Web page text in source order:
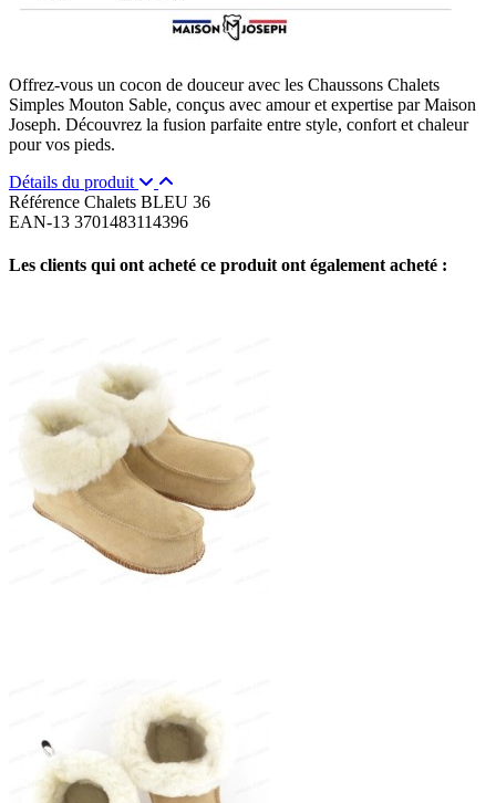
Offrez-vous un cocon de douceur avec les Chaussons Chalets
Simples Mouton Sable, conçus avec amour et expertise par Maison
Joseph. Découvrez la fusion parfaite entre style, confort et chaleur
pour vos pieds.
Détails du produit
Référence Chalets BLEU 36
EAN-13 3701483114396
Les clients qui ont acheté ce produit ont également acheté :